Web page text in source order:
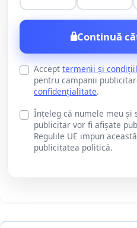
Continuă
Accept termenii și
pentru campanii
confidențialitate.
Înțeleg că numele meu și
publicitar vor fi afișate
Regulile UE impun
publicitatea politică.